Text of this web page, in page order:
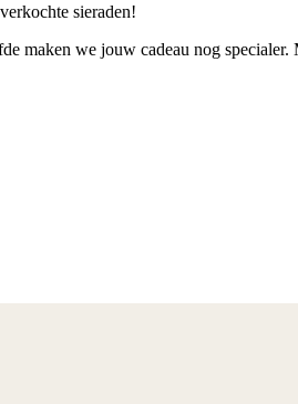
sieraden!
maken we jouw cadeau nog